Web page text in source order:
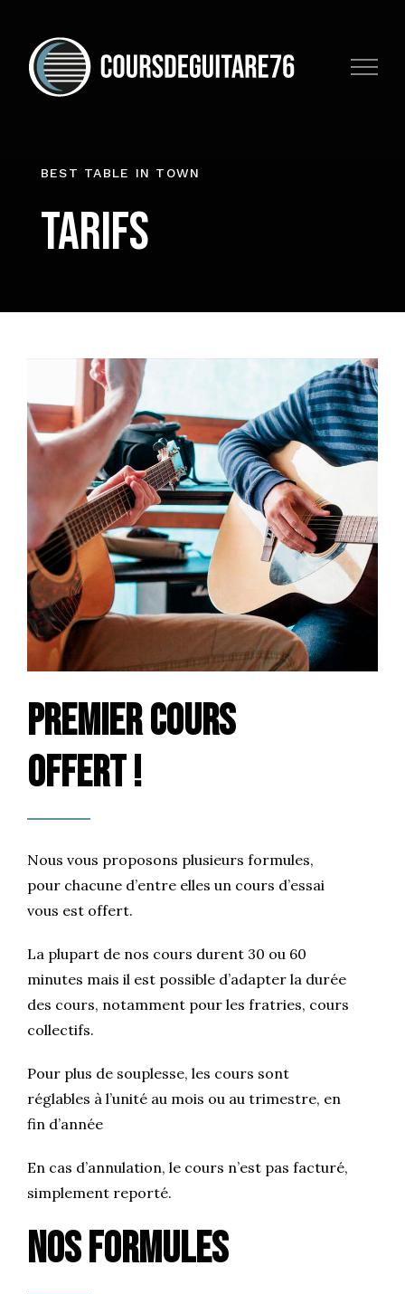
content
BEST TABLE IN TOWN
Tarifs
PREMIER COURS
OFFERT !
Nous vous proposons plusieurs formules,
pour chacune d’entre elles un cours d’essai
vous est offert.
La plupart de nos cours durent 30 ou 60
minutes mais il est possible d’adapter la durée
des cours, notamment pour les fratries, cours
collectifs.
Pour plus de souplesse, les cours sont
réglables à l’unité au mois ou au trimestre, en
fin d’année
En cas d’annulation, le cours n’est pas facturé,
simplement reporté.
NOS FORMULES